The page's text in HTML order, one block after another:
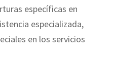
específicas en
especializada,
en los servicios